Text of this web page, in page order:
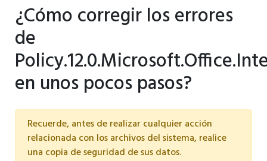
¿Cómo corregir los errores
de
en unos pocos pasos?
Recuerde, antes de realizar cualquier acción
relacionada con los archivos del sistema, realice
una copia de seguridad de sus datos.